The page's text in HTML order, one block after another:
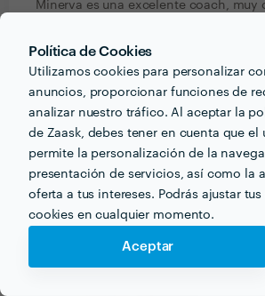
Política de Cookies
Utilizamos cookies para personalizar
anuncios, proporcionar funciones de
analizar nuestro tráfico. Al aceptar la
de Zaask, debes tener en cuenta que el
permite la personalización de la
presentación de servicios, así como la
oferta a tus intereses. Podrás ajustar
cookies en cualquier momento.
Aceptar
Minerva es una excelente coach, muy
ella me sentía con una sensación de
que me ayudan en mi día a día.
recomendable.